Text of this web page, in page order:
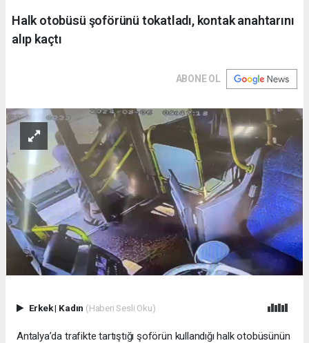
Halk otobüsü şoförünü tokatladı, kontak anahtarını
alıp kaçtı
ABONE OL
Erkek| Kadın (Haberi Sesli Oku)
Antalya’da trafikte tartıştığı şoförün kullandığı halk otobüsünün